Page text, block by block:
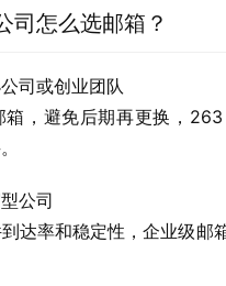
司怎么选邮箱？
司或创业团队
箱，避免后期再更换，
公司
达率和稳定性，企业级邮